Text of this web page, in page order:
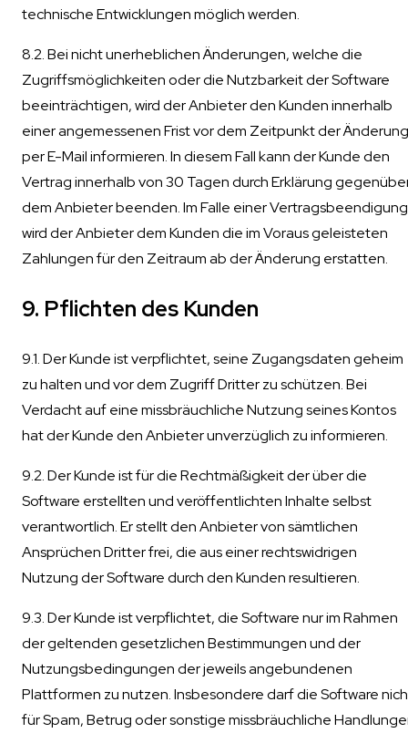
technische Entwicklungen möglich werden.
8.2. Bei nicht unerheblichen Änderungen, welche die
Zugriffsmöglichkeiten oder die Nutzbarkeit der Software
beeinträchtigen, wird der Anbieter den Kunden innerhalb
einer angemessenen Frist vor dem Zeitpunkt der Änderung
per E-Mail informieren. In diesem Fall kann der Kunde den
Vertrag innerhalb von 30 Tagen durch Erklärung
dem Anbieter beenden. Im Falle einer Vertragsbeendigung
wird der Anbieter dem Kunden die im Voraus geleisteten
Zahlungen für den Zeitraum ab der Änderung erstatten.
9. Pflichten des Kunden
9.1. Der Kunde ist verpflichtet, seine Zugangsdaten geheim
zu halten und vor dem Zugriff Dritter zu schützen. Bei
Verdacht auf eine missbräuchliche Nutzung seines Kontos
hat der Kunde den Anbieter unverzüglich zu informieren.
9.2. Der Kunde ist für die Rechtmäßigkeit der über die
Software erstellten und veröffentlichten Inhalte selbst
verantwortlich. Er stellt den Anbieter von sämtlichen
Ansprüchen Dritter frei, die aus einer rechtswidrigen
Nutzung der Software durch den Kunden resultieren.
9.3. Der Kunde ist verpflichtet, die Software nur im Rahmen
der geltenden gesetzlichen Bestimmungen und der
Nutzungsbedingungen der jeweils angebundenen
Plattformen zu nutzen. Insbesondere darf die Software
für Spam, Betrug oder sonstige missbräuchliche